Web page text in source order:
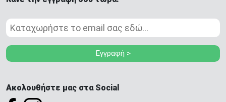
Εγγραφή >
Ακολουθήστε μας στα Social